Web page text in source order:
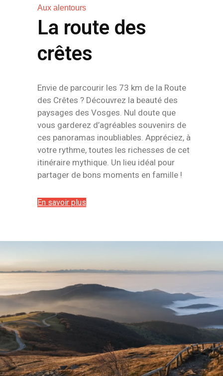
Aux alentours
La route des
crêtes
Envie de parcourir les 73 km de la Route
des Crêtes ? Découvrez la beauté des
paysages des Vosges. Nul doute que
vous garderez d’agréables souvenirs de
ces panoramas inoubliables. Appréciez, à
votre rythme, toutes les richesses de cet
itinéraire mythique. Un lieu idéal pour
partager de bons moments en famille !
En savoir plus